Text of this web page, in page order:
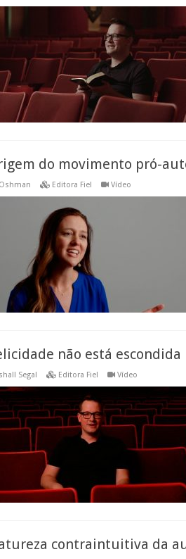
do movimento pró-
Editora Fiel Vídeo
não está escondida
Segal Editora Fiel Vídeo
contraintuitiva da